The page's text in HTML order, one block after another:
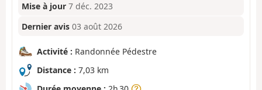
Mise à jour 7 déc. 2023
Dernier avis 03 août 2026
Activité : Randonnée Pédestre
Distance : 7,03 km